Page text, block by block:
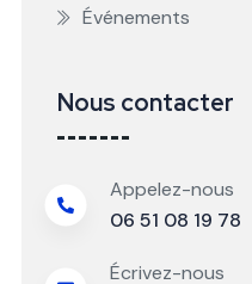
Événements
Nous contacter
Appelez-nous
06 51 08 19 78
Écrivez-nous